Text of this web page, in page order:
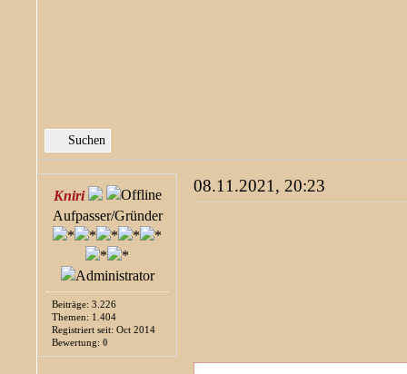
Suchen
Kniri
Aufpasser/Gründer
Beiträge: 3.226
Themen: 1.404
Registriert seit: Oct 2014
Bewertung: 0
08.11.2021, 20:23